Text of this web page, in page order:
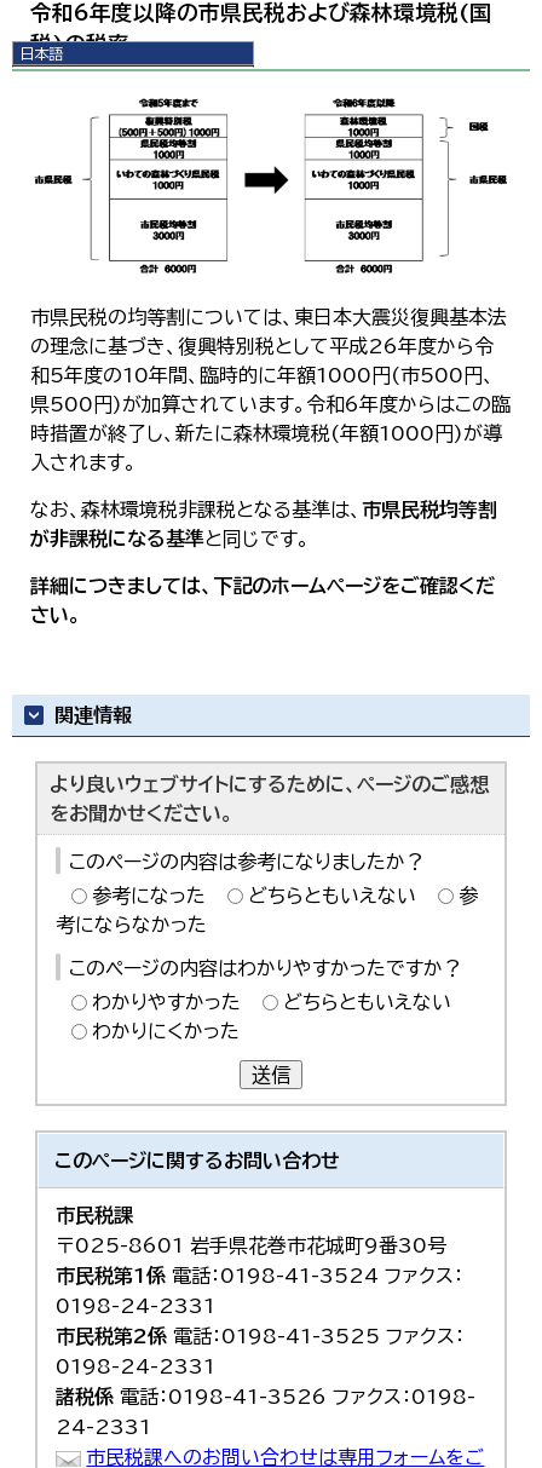
日本語
令和6年度以降の市県民税および森林環境税(国
税)の税率
市県民税の均等割については、東日本大震災復興基本法
の理念に基づき、復興特別税として平成26年度から令
和5年度の10年間、臨時的に年額1000円(市500円、
県500円)が加算されています。令和6年度からはこの臨
時措置が終了し、新たに森林環境税(年額1000円)が導
入されます。
なお、森林環境税非課税となる基準は、 市県民税均等割
が非課税になる基準と同じです。
詳細につきましては、下記のホームページをご確認くだ
さい。
関連情報
より良いウェブサイトにするために、ページのご感想
をお聞かせください。
このページの内容は参考になりましたか？
参考になった
どちらともいえない
参
考にならなかった
このページの内容はわかりやすかったですか？
わかりやすかった
どちらともいえない
わかりにくかった
送信
このページに関するお問い合わせ
市民税課
〒025-8601 岩手県花巻市花城町9番30号
市民税第1係 電話：0198-41-3524 ファクス：
0198-24-2331
市民税第2係 電話：0198-41-3525 ファクス：
0198-24-2331
諸税係 電話：0198-41-3526 ファクス：0198-
24-2331
市民税課へのお問い合わせは専用フォームをご